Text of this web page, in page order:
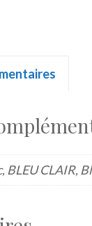
BLEU CLAIR,